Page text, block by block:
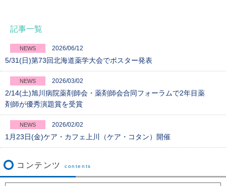
記事一覧
NEWS 2026/06/12
5/31(日)第73回北海道薬学大会でポスター発表
NEWS 2026/03/02
2/14(土)旭川病院薬剤師会・薬剤師会合同フォーラムで2年目薬
剤師が優秀演題賞を受賞
NEWS 2026/02/02
1月23日(金)ケア・カフェ上川（ケア・コタン）開催
コンテンツ contents